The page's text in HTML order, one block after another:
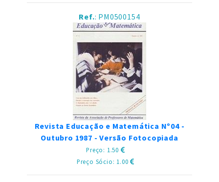
Ref.: PM0500154
Revista Educação e Matemática Nº04 -
Outubro 1987 - Versão Fotocopiada
Preço: 1.50
Preço Sócio: 1.00